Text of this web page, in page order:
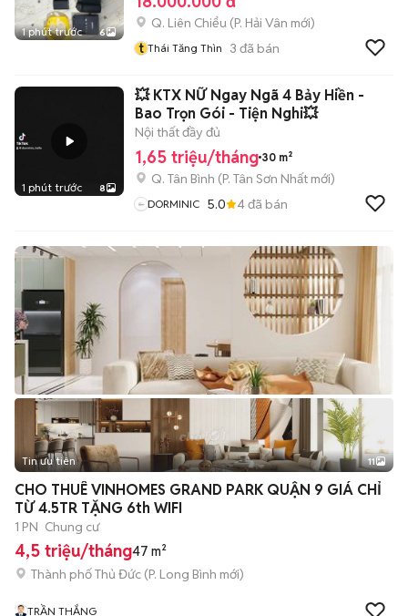
1 phút trước 6
Q. Liên Chiểu (P. Hải Vân mới)
t Thái Tăng Thìn 3 đã bán
1 phút trước 8
💥 KTX NỮ Ngay Ngã 4 Bảy Hiền -
Bao Trọn Gói - Tiện Nghi💥
Nội thất đầy đủ
1,65 triệu/tháng 30 m²
Q. Tân Bình (P. Tân Sơn Nhất mới)
DORMINIC 5.0 4đã bán
+2
Tin ưu tiên 11
CHO THUÊ VINHOMES GRAND PARK QUẬN 9 GIÁ CHỈ
TỪ 4.5TR TẶNG 6th WIFI
1 PN Chung cư
4,5 triệu/tháng47 m²
Thành phố Thủ Đức (P. Long Bình mới)
TRẦN THẮNG